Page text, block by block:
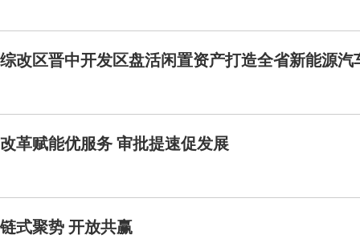
综改区晋中开发区盘活闲置资产打造全省新能源
改革赋能优服务 审批提速促发展
链式聚势 开放共赢